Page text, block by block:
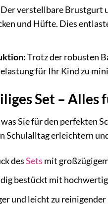
Der verstellbare Brustgurt
und Hüfte. Dies
Trotz der robusten
für Ihr Kind zu
Set – Alles
Sie für den perfekten
Schulalltag erleichtern
desSets mit
bestückt mit
und leicht zu